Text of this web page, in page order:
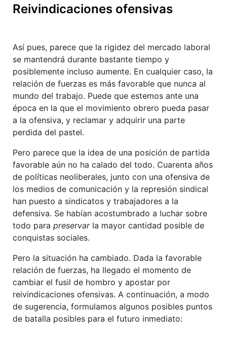
Reivindicaciones ofensivas
Así pues, parece que la rigidez del mercado laboral
se mantendrá durante bastante tiempo y
posiblemente incluso aumente. En cualquier caso, la
relación de fuerzas es más favorable que nunca al
mundo del trabajo. Puede que estemos ante una
época en la que el movimiento obrero pueda pasar
a la ofensiva, y reclamar y adquirir una parte
perdida del pastel.
Pero parece que la idea de una posición de partida
favorable aún no ha calado del todo. Cuarenta años
de políticas neoliberales, junto con una ofensiva de
los medios de comunicación y la represión sindical
han puesto a sindicatos y trabajadores a la
defensiva. Se habían acostumbrado a luchar sobre
todo para preservarla mayor cantidad posible de
conquistas sociales.
Pero la situación ha cambiado. Dada la favorable
relación de fuerzas, ha llegado el momento de
cambiar el fusil de hombro y apostar por
reivindicaciones ofensivas. A continuación, a modo
de sugerencia, formulamos algunos posibles puntos
de batalla posibles para el futuro inmediato: